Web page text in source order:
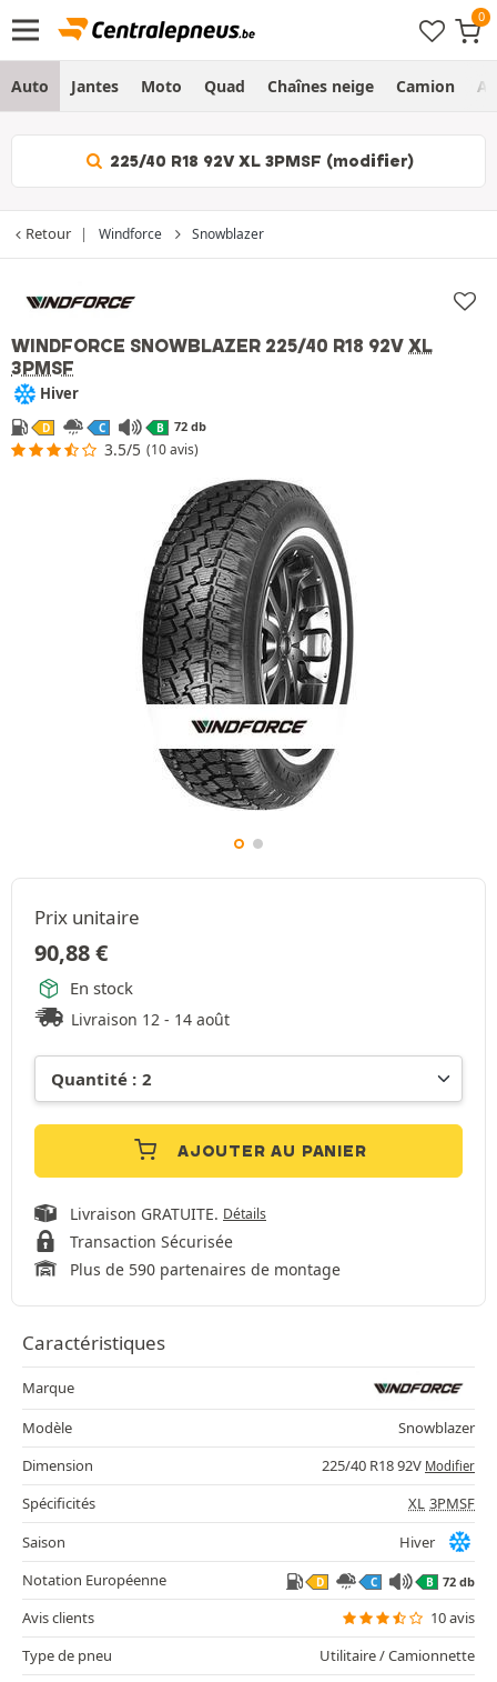
Auto Jantes Moto Quad Chaînes neige Camion
225/40 R18 92V XL 3PMSF (modifier)
Retour Windforce Snowblazer
WINDFORCE SNOWBLAZER 225/40 R18 92V XL
3PMSF
Hiver
D C B 72 db
3.5/5 (10 avis)
Prix unitaire
90,88€
En stock
Livraison 12 - 14 août
AJOUTER AU PANIER
Livraison GRATUITE. Détails
Transaction Sécurisée
Plus de 590 partenaires de montage
Caractéristiques
Marque
Modèle
Snowblazer
Dimension
225/40 R18 92V Modifier
Spécificités XL 3PMSF
Saison
Hiver
Notation Européenne
D C B 72 db
Avis clients
10 avis
Type de pneu
Utilitaire / Camionnette